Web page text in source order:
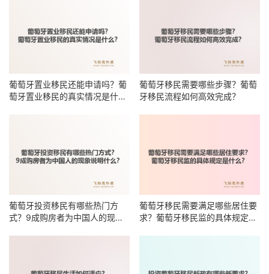
葡萄牙置业移民还能申请吗？葡
萄牙置业移民的真实情况是什
葡萄牙移民需要哪些步骤？葡萄
牙移民流程如何高效完成？
葡萄牙投资移民有哪些热门方
式？9成购房者为中国人的现象
葡萄牙移民需要满足哪些居住要
求？葡萄牙移民监的具体规定是